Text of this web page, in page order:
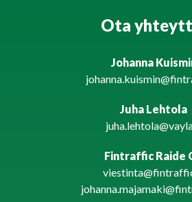
Ota
Johanna
Juha Lehtola
Fintraffic Raide